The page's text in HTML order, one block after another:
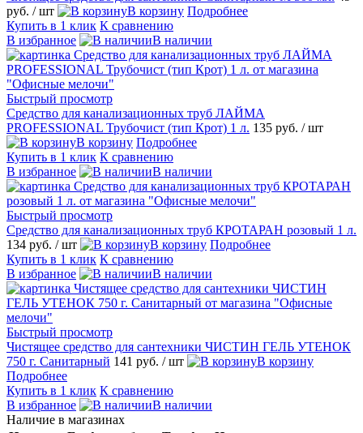
руб. / шт В корзину Подробнее
Купить в 1 клик К сравнению
В избранное
В наличии
Быстрый просмотр
Средство для канализационных труб ЛАЙМА
PROFESSIONAL Трубочист (тип Крот) 1 л. 135 руб. / шт
В корзину Подробнее
Купить в 1 клик К сравнению
В избранное
В наличии
Быстрый просмотр
Средство для канализационных труб КРОТАРАН розовый 1 л.
134 руб. / шт В корзину Подробнее
Купить в 1 клик К сравнению
В избранное
В наличии
Быстрый просмотр
Чистящее средство для сантехники ЧИСТИН ГЕЛЬ УТЕНОК
750 г. Санитарный 141 руб. / шт
В корзину
Подробнее
Купить в 1 клик К сравнению
В избранное
В наличии
Наличие в магазинах